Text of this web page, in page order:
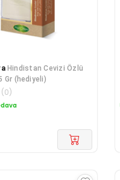
Hindistan Cevizi Özlü
Gr (hediyeli)
(0)